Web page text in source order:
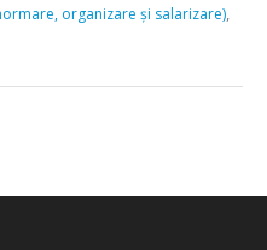
organizare și salarizare),